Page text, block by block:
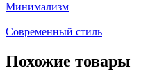
Минимализм
Современный стиль
Похожие товары